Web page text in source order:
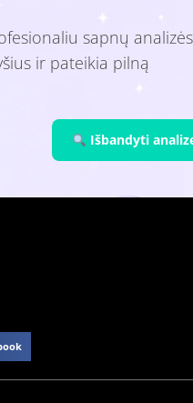
sapnų analizės
ir pateikia pilną
Išbandyti